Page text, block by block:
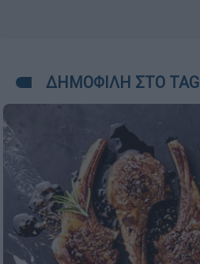
ΔΗΜΟΦΙΛΗ ΣΤΟ TAG